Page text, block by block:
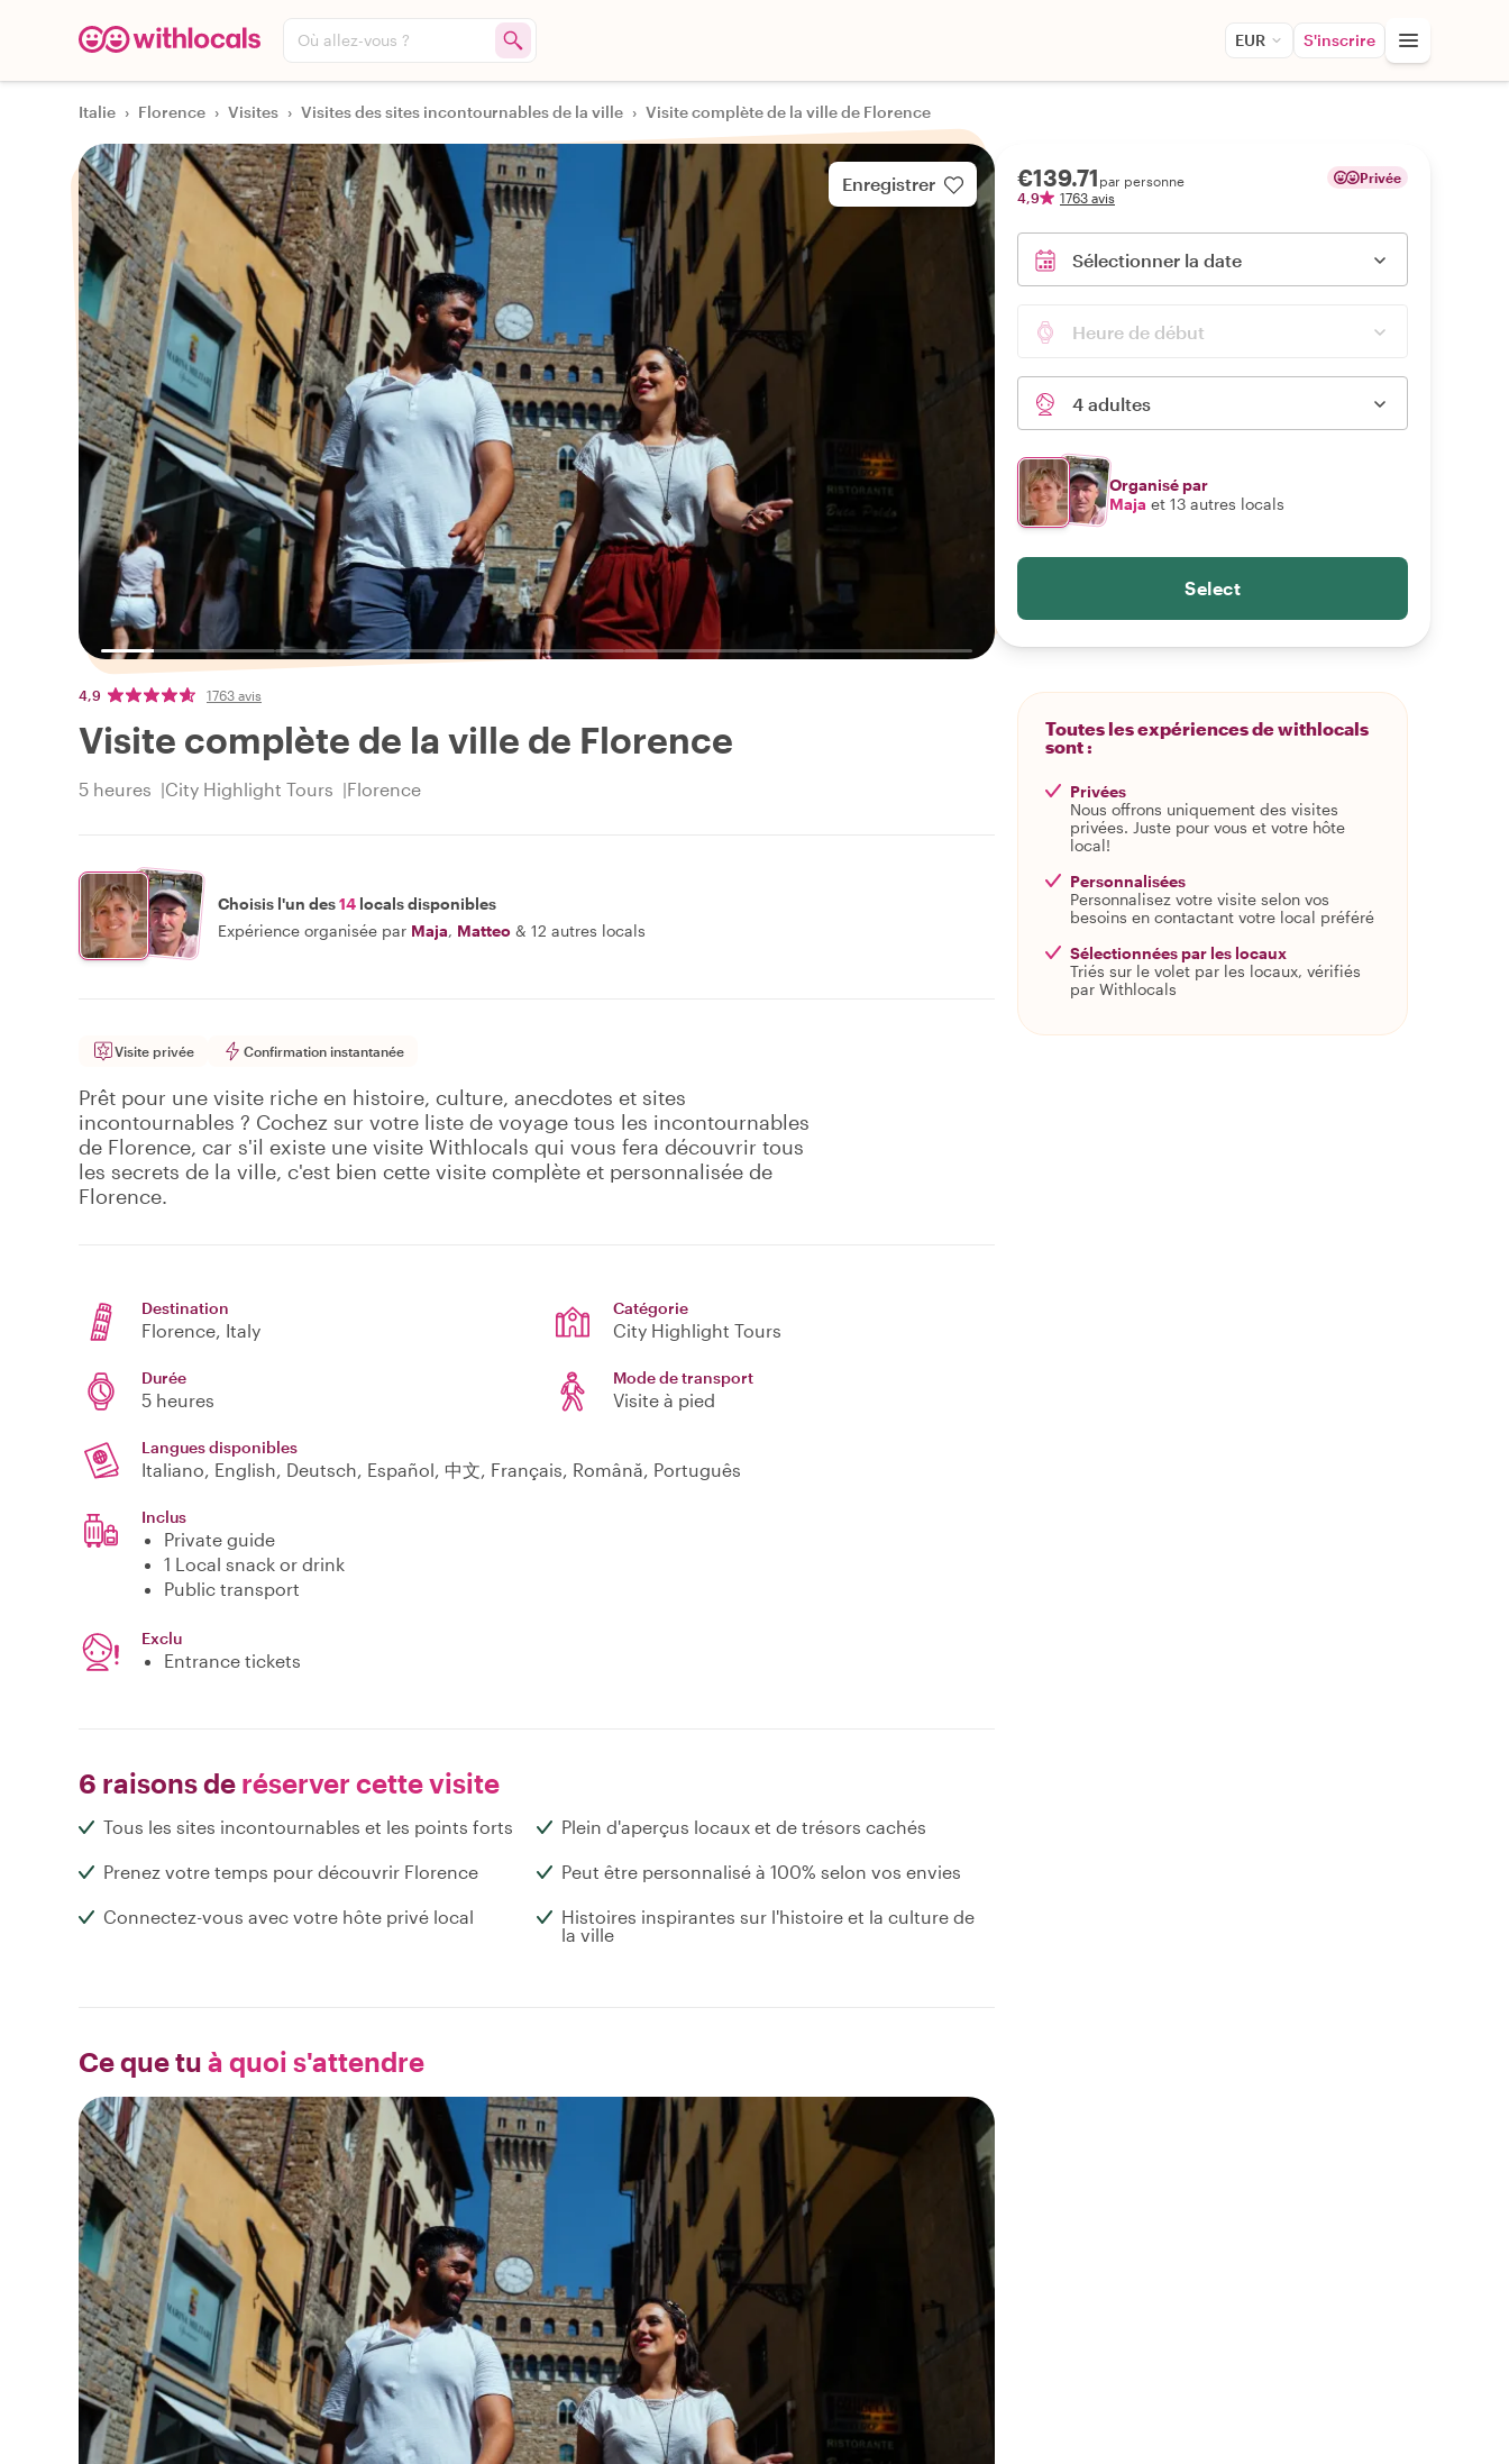
Où allez-vous ? EUR S'inscrire
Italie › Florence › Visites › Visites des sites incontournables de la ville › Visite complète de la ville de Florence
Enregistrer
4,9 1763 avis
Visite complète de la ville de Florence
5 heures City Highlight Tours Florence
Choisis l'un des14 locals disponibles
Expérience organisée par Maja, Matteo & 12 autres locals
Visite privée Confirmation instantanée
Prêt pour une visite riche en histoire, culture, anecdotes et sites
incontournables ? Cochez sur votre liste de voyage tous les incontournables
de Florence, car s'il existe une visite Withlocals qui vous fera découvrir tous
les secrets de la ville, c'est bien cette visite complète et personnalisée de
Florence.
Destination
Florence, Italy
Catégorie
City Highlight Tours
Durée
5 heures
Mode de transport
Visite à pied
Langues disponibles
Italiano, English, Deutsch, Español, 中文, Français, Română, Português
Inclus
Private guide
1 Local snack or drink
Public transport
Exclu
Entrance tickets
6 raisons de réserver cette visite
Tous les sites incontournables et les points forts Plein d'aperçus locaux et de trésors cachés
Prenez votre temps pour découvrir Florence Peut être personnalisé à 100% selon vos envies
Connectez-vous avec votre hôte privé local
Histoires inspirantes sur l'histoire et la culture de
la ville
Ce que tu à quoi s'attendre
€139.71 par personne
4,9
1763 avis
Privée
Sélectionner la date
Heure de début
4 adultes
Organisé par
Maja et 13 autres locals
Select
Toutes les expériences de withlocals
sont :
Privées
Nous offrons uniquement des visites
privées. Juste pour vous et votre hôte
local!
Personnalisées
Personnalisez votre visite selon vos
besoins en contactant votre local préféré
Sélectionnées par les locaux
Triés sur le volet par les locaux, vérifiés
par Withlocals